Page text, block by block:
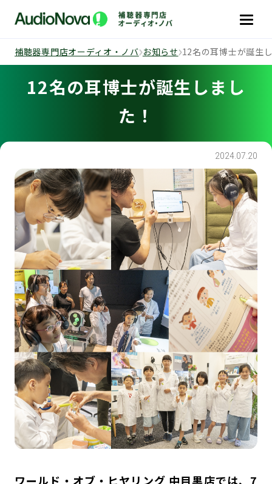
補聴器専門店オーディオ・ノバ お知らせ 12名の耳博士が誕生
12名の耳博士が誕生しまし
た！
2024.07.20
ワールド・オブ・ヒヤリング 中目黒店では、 7